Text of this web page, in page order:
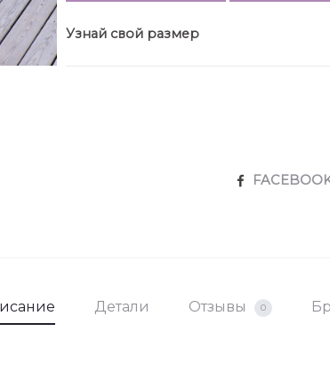
Узнай свой размер
SHARE
Детали Отзывы 0